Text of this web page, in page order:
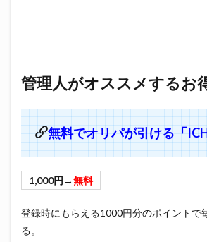
管理人がオススメするお
無料でオリパが引ける「
1,000円→無料
登録時にもらえる1000円分のポイントで
る。